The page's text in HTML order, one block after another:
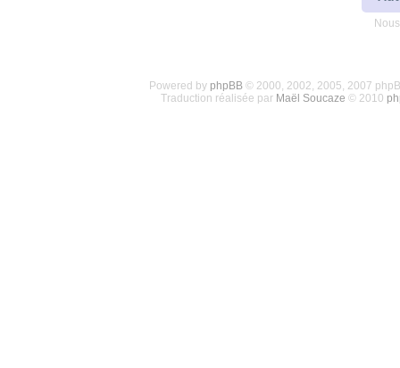
Powered by phpBB© 2000, 2002, 2005, 2007
Traduction réalisée par Maël Soucaze © 2010